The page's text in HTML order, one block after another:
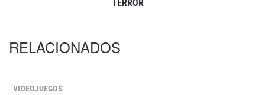
TERROR
RELACIONADOS
VIDEOJUEGOS